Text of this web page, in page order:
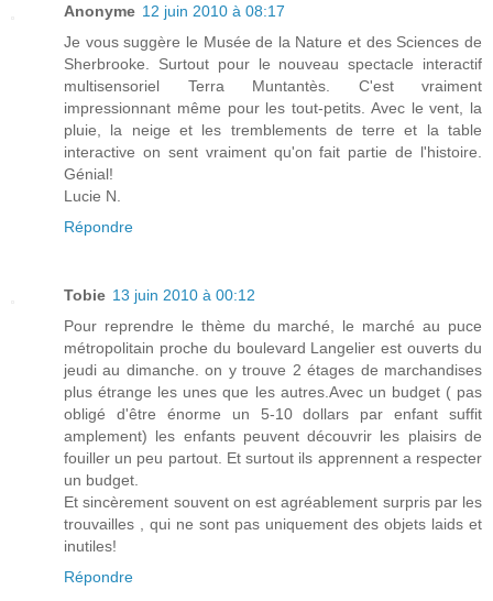
Anonyme 12 juin 2010 à 08:17
Je vous suggère le Musée de la Nature et des Sciences de
Sherbrooke. Surtout pour le nouveau spectacle interactif
multisensoriel Terra Muntantès. C'est vraiment
impressionnant même pour les tout-petits. Avec le vent, la
pluie, la neige et les tremblements de terre et la table
interactive on sent vraiment qu'on fait partie de l'histoire.
Génial!
Lucie N.
Répondre
Tobie 13 juin 2010 à 00:12
Pour reprendre le thème du marché, le marché au puce
métropolitain proche du boulevard Langelier est ouverts du
jeudi au dimanche. on y trouve 2 étages de marchandises
plus étrange les unes que les autres.Avec un budget ( pas
obligé d'être énorme un 5-10 dollars par enfant suffit
amplement) les enfants peuvent découvrir les plaisirs de
fouiller un peu partout. Et surtout ils apprennent a respecter
un budget.
Et sincèrement souvent on est agréablement surpris par les
trouvailles , qui ne sont pas uniquement des objets laids et
inutiles!
Répondre